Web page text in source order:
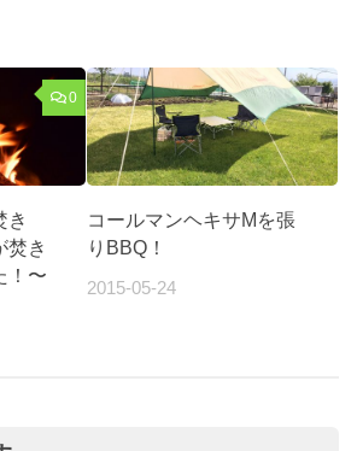
0
き
焚き
！〜
コールマンヘキサMを張
りBBQ！
2015-05-24